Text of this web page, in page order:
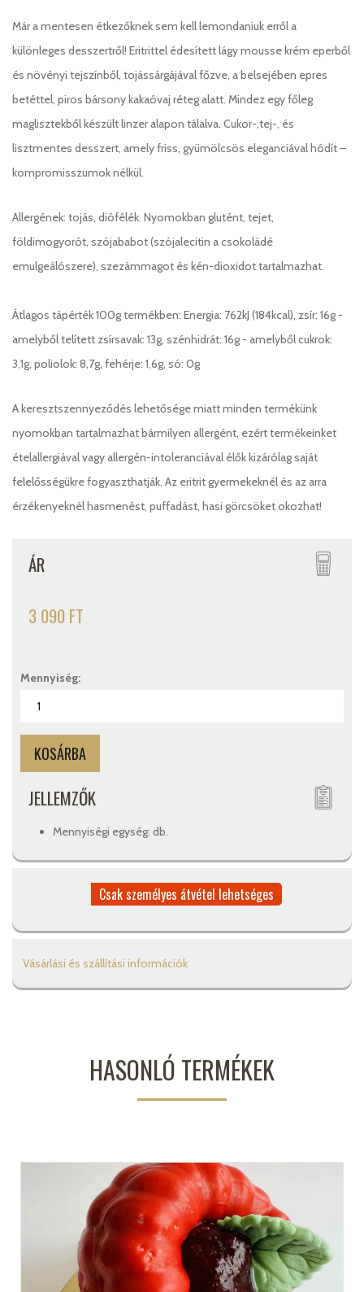
Már a mentesen étkezőknek sem kell lemondaniuk erről a
különleges desszertről! Eritrittel édesített lágy mousse krém eperből
és növényi tejszínből, tojássárgájával főzve, a belsejében epres
betéttel, piros bársony kakaóvaj réteg alatt. Mindez egy főleg
maglisztekből készült linzer alapon tálalva. Cukor-,tej-, és
lisztmentes desszert, amely friss, gyümölcsös eleganciával hódít –
kompromisszumok nélkül.
Allergének: tojás, diófélék. Nyomokban glutént, tejet,
földimogyorót, szójababot (szójalecitin a csokoládé
emulgeálószere), szezámmagot és kén-dioxidot tartalmazhat.
Átlagos tápérték 100g termékben: Energia: 762kJ (184kcal), zsír: 16g -
amelyből telített zsírsavak: 13g, szénhidrát: 16g - amelyből cukrok:
3,1g, poliolok: 8,7g, fehérje: 1,6g, só: 0g
A keresztszennyeződés lehetősége miatt minden termékünk
nyomokban tartalmazhat bármilyen allergént, ezért termékeinket
ételallergiával vagy allergén-intoleranciával élők kizárólag saját
felelősségükre fogyaszthatják. Az eritrit gyermekeknél és az arra
érzékenyeknél hasmenést, puffadást, hasi görcsöket okozhat!
ÁR
3 090 FT
Mennyiség:
JELLEMZŐK
Mennyiségi egység: db.
Csak személyes átvétel lehetséges
Vásárlási és szállítási információk
HASONLÓ TERMÉKEK